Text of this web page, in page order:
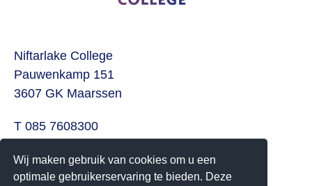
Wij maken gebruik van cookies om u een
optimale gebruikerservaring te bieden. Deze
Niftarlake College
Pauwenkamp 151
3607 GK Maarssen
T 085 7608300
Volg ons ook op: